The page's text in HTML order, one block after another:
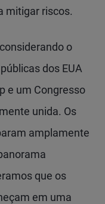
mitigar riscos.
o
dos EUA
e um Congresso
unida. Os
amplamente
que os
em uma